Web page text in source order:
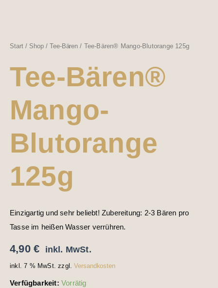
Start/ Shop/Tee-Bären / Tee-Bären® Mango-Blutorange 125g
Tee-Bären®
Mango-
Blutorange
125g
Einzigartig und sehr beliebt! Zubereitung: 2-3 Bären pro
Tasse im heißen Wasser verrühren.
4,90 € inkl. MwSt.
inkl. 7 % MwSt. zzgl.Versandkosten
Verfügbarkeit: Vorrätig